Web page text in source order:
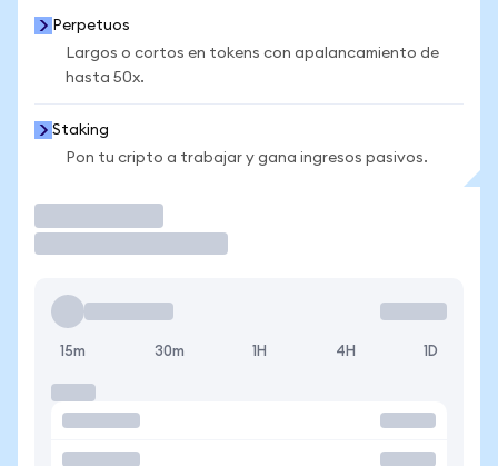
Perpetuos
Largos o cortos en tokens con apalancamiento de
hasta 50x.
Staking
Pon tu cripto a trabajar y gana ingresos pasivos.
15m 30m 1H 4H 1D